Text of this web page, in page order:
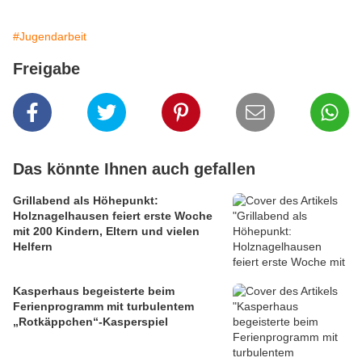
#Jugendarbeit
Freigabe
Das könnte Ihnen auch gefallen
Grillabend als Höhepunkt:
Holznagelhausen feiert erste Woche
mit 200 Kindern, Eltern und vielen
Helfern
Kasperhaus begeisterte beim
Ferienprogramm mit turbulentem
„Rotkäppchen“-Kasperspiel